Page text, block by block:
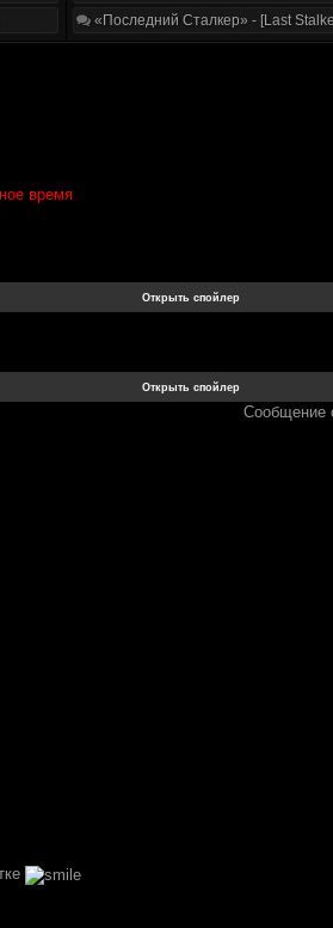
«Последний Сталкер» - [Last
время
Сообщение